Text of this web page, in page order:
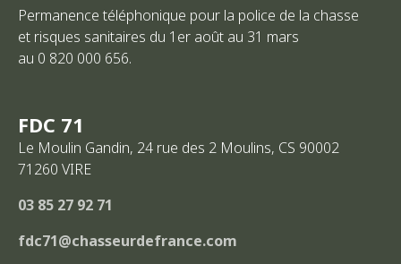
FDC 71
Le Moulin Gandin, 24 rue des 2 Moulins, CS 90002
71260 VIRE
03 85 27 92 71
fdc71@chasseurdefrance.com
Permanence téléphonique pour la police de la chasse
et risques sanitaires du 1er août au 31 mars
au 0 820 000 656.